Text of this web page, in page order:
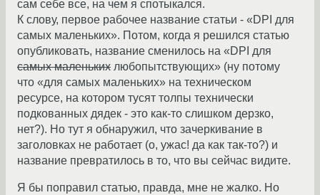
сам себе все, на чем я спотыкался.
К слову, первое рабочее название статьи - «DPI для
самых маленьких». Потом, когда я решился статью
опубликовать, название сменилось на «DPI для
самых маленьких любопытствующих» (ну потому
что «для самых маленьких» на техническом
ресурсе, на котором тусят толпы технически
подкованных дядек - это как-то слишком дерзко,
нет?). Но тут я обнаружил, что зачеркивание в
заголовках не работает (о, ужас! да как так-то?) и
название превратилось в то, что вы сейчас видите.
Я бы поправил статью, правда, мне не жалко. Но